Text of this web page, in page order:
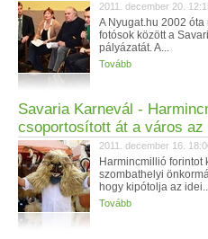
2011. december 20.
A Nyugat.hu 2002
fotósok között a
pályázatát. A...
Tovább
Savaria Karnevál -
csoportosított át a város az
2011. december 16.
Harmincmillió forintot
szombathelyi
hogy kipótolja az
Tovább